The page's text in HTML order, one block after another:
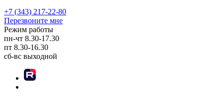
+7 (343) 217-22-80
Перезвоните мне
Режим работы
пн-чт 8.30-17.30
пт 8.30-16.30
сб-вс выходной